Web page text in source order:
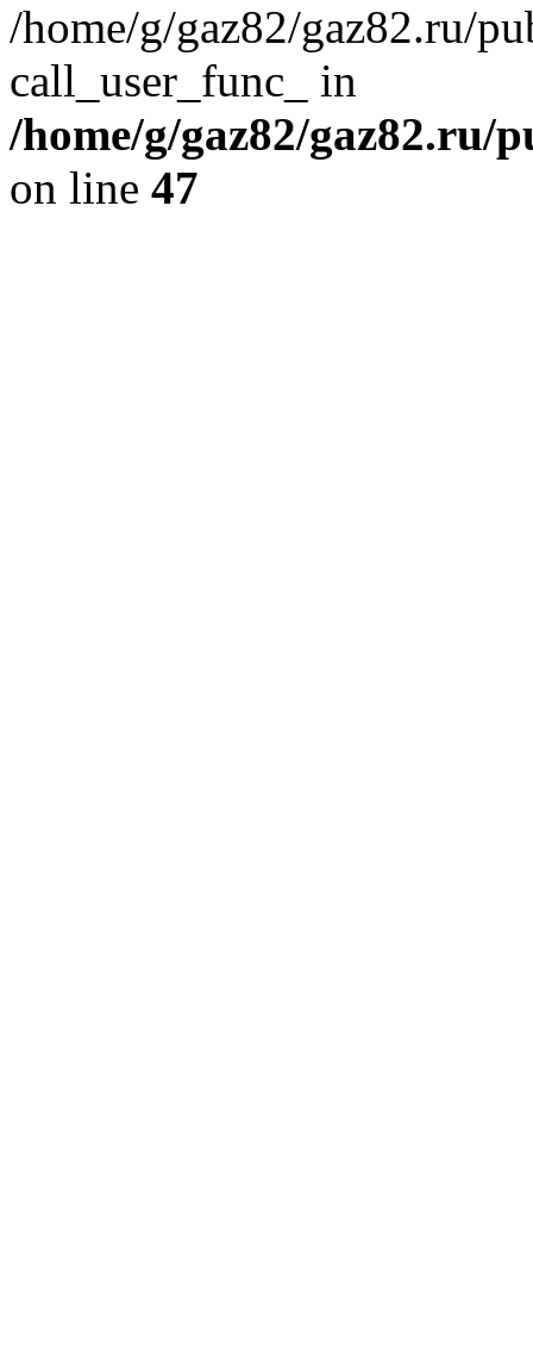
/home/g/gaz82/gaz82.ru/
call_user_func_ in
/home/g/gaz82/
on line 47